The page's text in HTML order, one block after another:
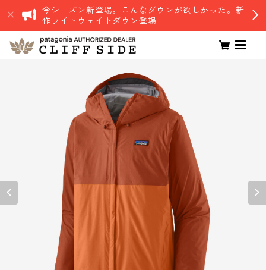
今シーズン新登場。こんなダウンが欲しかった。新
作ライトウェイトダウン登場